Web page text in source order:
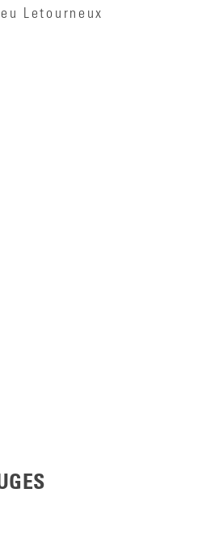
Letourneux